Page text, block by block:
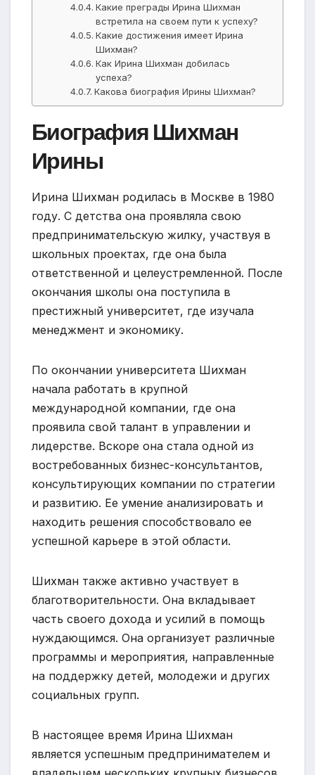
Какие преграды Ирина Шихман
встретила на своем пути к успеху?
Какие достижения имеет Ирина
Шихман?
Как Ирина Шихман добилась
успеха?
Какова биография Ирины Шихман?
Биография Шихман
Ирины
Ирина Шихман родилась в Москве в 1980
году. С детства она проявляла свою
предпринимательскую жилку, участвуя в
школьных проектах, где она была
ответственной и целеустремленной. После
окончания школы она поступила в
престижный университет, где изучала
менеджмент и экономику.
По окончании университета Шихман
начала работать в крупной
международной компании, где она
проявила свой талант в управлении и
лидерстве. Вскоре она стала одной из
востребованных бизнес-консультантов,
консультирующих компании по стратегии
и развитию. Ее умение анализировать и
находить решения способствовало ее
успешной карьере в этой области.
Шихман также активно участвует в
благотворительности. Она вкладывает
часть своего дохода и усилий в помощь
нуждающимся. Она организует различные
программы и мероприятия, направленные
на поддержку детей, молодежи и других
социальных групп.
В настоящее время Ирина Шихман
является успешным предпринимателем и